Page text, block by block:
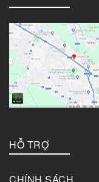
HCC
Mitsubishi
Honda
HBS
HỖ TRỢ